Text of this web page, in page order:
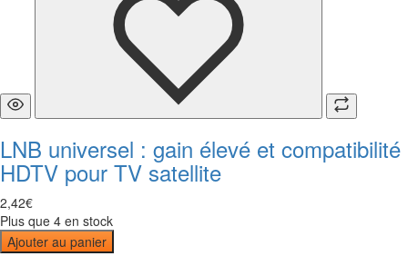
LNB universel : gain élevé et compatibilité
HDTV pour TV satellite
2,42€
Plus que 4 en stock
Ajouter au panier